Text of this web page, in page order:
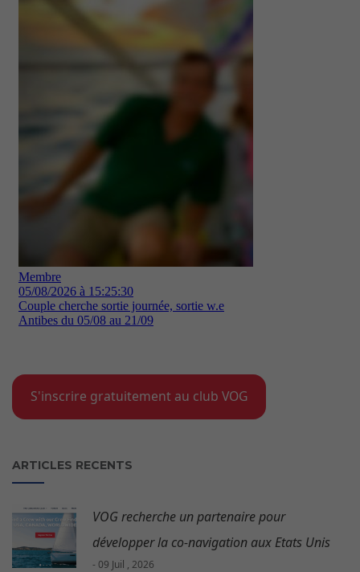
S'inscrire gratuitement au club VOG
ARTICLES RECENTS
VOG recherche un partenaire pour
développer la co-navigation aux Etats Unis
- 09 Juil , 2026